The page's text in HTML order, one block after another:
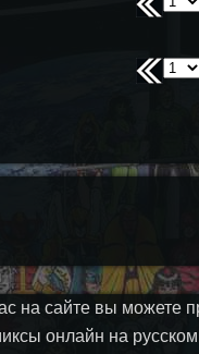
на сайте вы можете
онлайн на